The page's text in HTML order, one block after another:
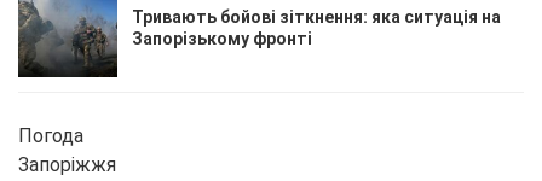
Тривають бойові зіткнення: яка ситуація на
Запорізькому фронті
Погода
Запоріжжя